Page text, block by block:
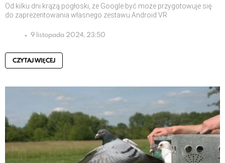
Od kilku dni krążą pogłoski, że Google być może przygotowuje się
do zaprezentowania własnego zestawu Android VR
9 listopada 2024, 23:50
CZYTAJ WIĘCEJ